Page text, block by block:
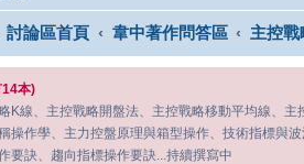
討論區首頁 韋中著作問答區 主控戰
本)
K線、主控戰略開盤法、主控戰略移動平均線、
操作學、主力控盤原理與箱型操作、技術指標與
要訣、趨向指標操作要訣...持續撰寫中